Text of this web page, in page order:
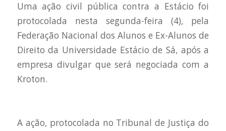
Uma ação civil pública contra a Estácio foi
protocolada nesta segunda-feira (4), pela
Federação Nacional dos Alunos e Ex-Alunos de
Direito da Universidade Estácio de Sá, após a
empresa divulgar que será negociada com a
Kroton.
A ação, protocolada no Tribunal de Justiça do